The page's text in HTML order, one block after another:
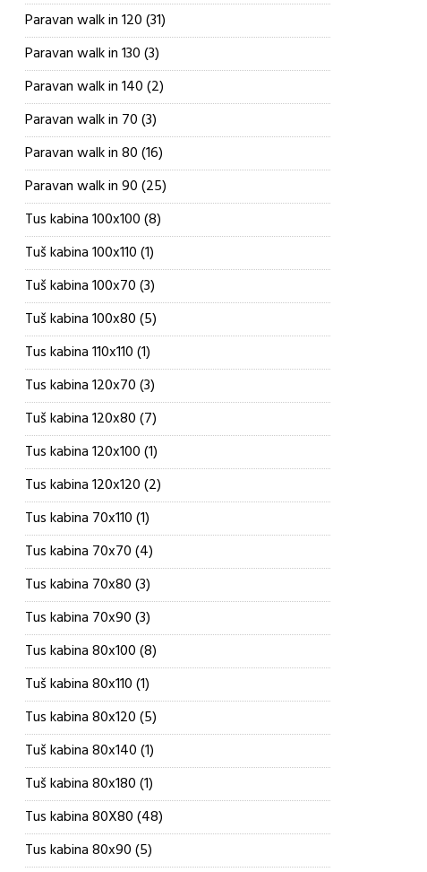
proizvoda
Paravan walk in 120 3131
proizvod
Paravan walk in 130 33
proizvoda
Paravan walk in 140 22
proizvoda
Paravan walk in 70 33
proizvoda
Paravan walk in 80 1616
proizvoda
Paravan walk in 90 2525
proizvoda
Tus kabina 100x100 88
proizvoda
Tuš kabina 100x110 11
proizvod
Tuš kabina 100x70 33
proizvoda
Tuš kabina 100x80 55
proizvoda
Tus kabina 110x110 11
proizvod
Tus kabina 120x70 33
proizvoda
Tuš kabina 120x80 77
proizvoda
Tus kabina 120x100 11
proizvod
Tus kabina 120x120 22
proizvoda
Tus kabina 70x110 11
proizvod
Tus kabina 70x70 44
proizvoda
Tus kabina 70x80 33
proizvoda
Tus kabina 70x90 33
proizvoda
Tus kabina 80x100 88
proizvoda
Tuš kabina 80x110 11
proizvod
Tus kabina 80x120 55
proizvoda
Tuš kabina 80x140 11
proizvod
Tuš kabina 80x180 11
proizvod
Tus kabina 80X80 4848
proizvoda
Tus kabina 80x90 55